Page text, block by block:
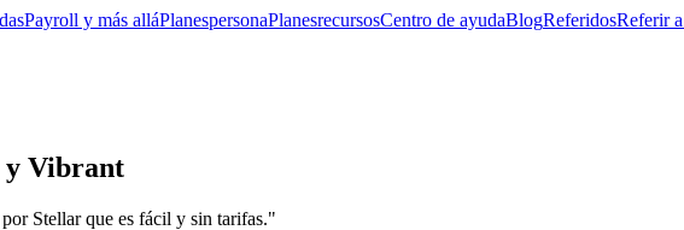
Payroll y más alláPlanespersonaPlanesrecursosCentro de ayudaBlogReferidosReferir
y Vibrant
Stellar que es fácil y sin tarifas."